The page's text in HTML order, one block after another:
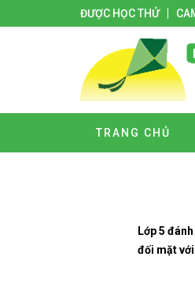
ĐƯỢC HỌC THỬ
TRANG CHỦ
Lớp 5
đối mặt